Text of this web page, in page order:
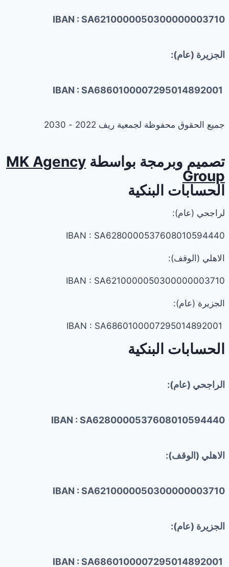
IBAN : SA6210000050300000003710
الجزيرة (عام):
جميع الحقوق محفوظة لجمعية ريف 2022 - 2030
تصميم وبرمجة بواسطة MK Agency
Group
الحسابات البنكية
لراجحي (عام):
IBAN : SA6280000537608010594440
الاهلي (الوقف):
IBAN : SA6210000050300000003710
الجزيرة (عام):
الحسابات البنكية
الراجحي (عام):
IBAN : SA6280000537608010594440
الاهلي (الوقف):
IBAN : SA6210000050300000003710
الجزيرة (عام):